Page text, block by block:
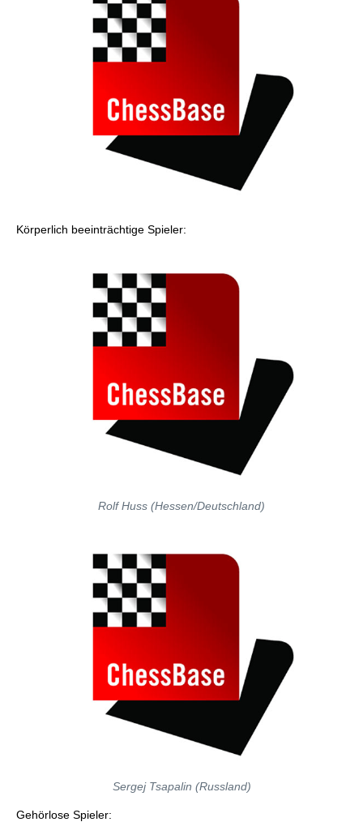
Körperlich beeinträchtige Spieler:
Rolf Huss (Hessen/Deutschland)
Sergej Tsapalin (Russland)
Gehörlose Spieler: